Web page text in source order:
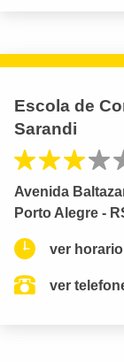
Escola de
Sarandi
Avenida
Porto Alegre -
ver
ver